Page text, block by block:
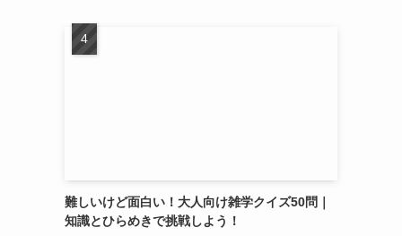
難しいけど面白い！大人向け雑学クイズ50問｜
知識とひらめきで挑戦しよう！